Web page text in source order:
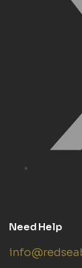
Need Help